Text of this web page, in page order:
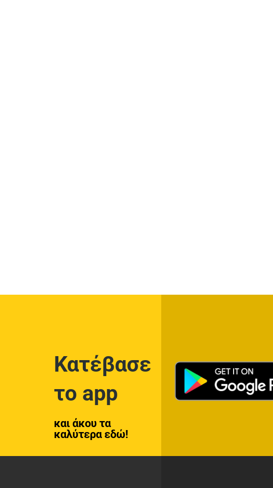
Κατέβασε
το app
και άκου τα
καλύτερα εδώ!